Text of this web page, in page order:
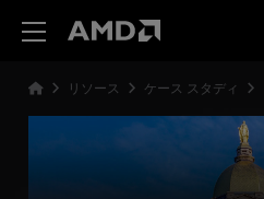
リソース ケース スタディ